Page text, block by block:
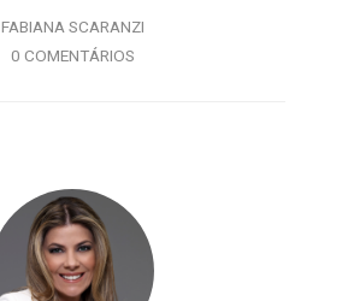
FABIANA SCARANZI
0 COMENTÁRIOS